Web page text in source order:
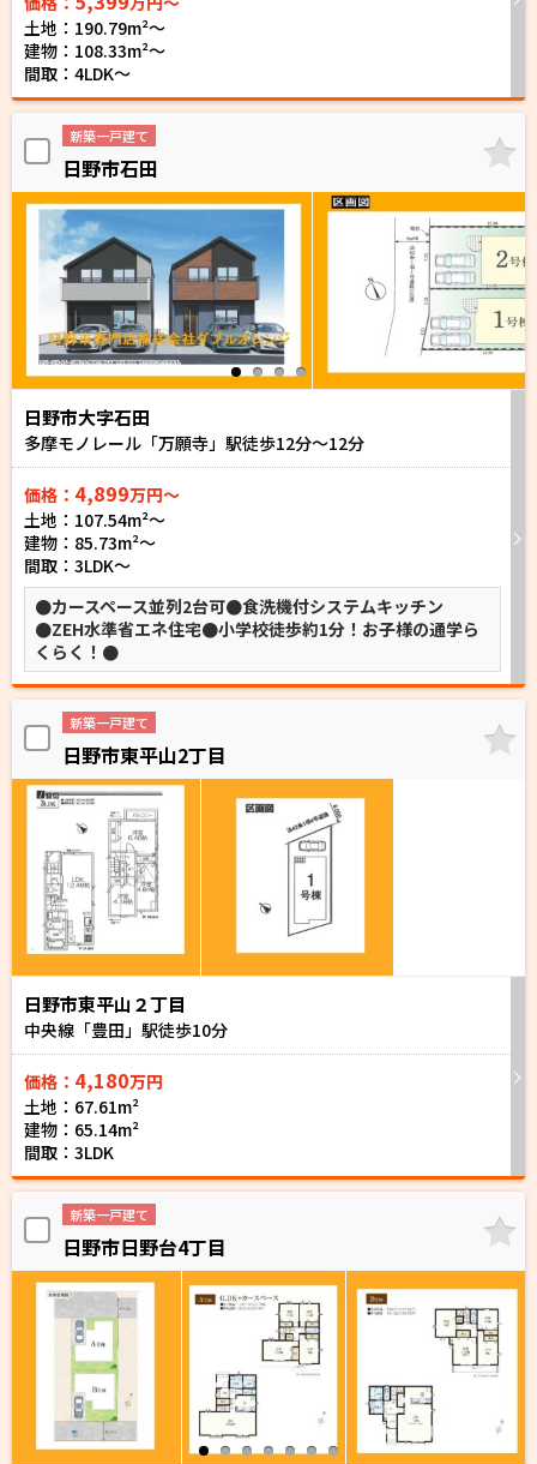
土地：190.79m²〜
建物：108.33m²〜
間取：4LDK～
新築一戸建て
日野市石田
日野市大字石田
多摩モノレール「万願寺」駅徒歩12分～12分
価格： 4,899万円～
土地：107.54m²〜
建物：85.73m²〜
間取：3LDK～
●カースペース並列2台可●食洗機付システムキッチン
●ZEH水準省エネ住宅●小学校徒歩約1分！お子様の通学ら
くらく！●
新築一戸建て
日野市東平山2丁目
日野市東平山２丁目
中央線「豊田」駅徒歩10分
価格： 4,180万円
土地：67.61m²
建物：65.14m²
間取：3LDK
新築一戸建て
日野市日野台4丁目